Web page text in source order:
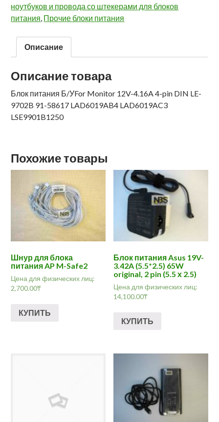
ноутбуков и провода со штекерами для блоков
питания, Прочие блоки питания
Описание
Описание товара
Блок питания Б/УFor Monitor 12V-4.16A 4-pin DIN LE-
9702B 91-58617 LAD6019AB4 LAD6019AC3
LSE9901B1250
Похожие товары
Шнур для блока
питания AP M-Safe2
Цена для физических лиц:
2,700.00₸
КУПИТЬ
Блок питания Asus 19V-
3.42A (5.5*2.5) 65W
original, 2 pin (5.5 х 2.5)
Цена для физических лиц:
14,100.00₸
КУПИТЬ